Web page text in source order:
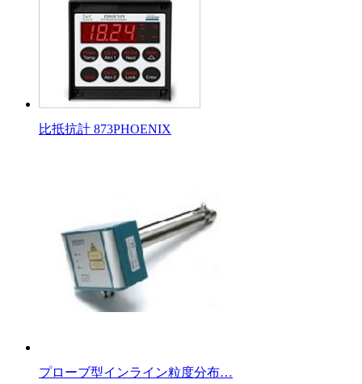
比抵抗計 873PHOENIX
プローブ型インライン粒度分布…